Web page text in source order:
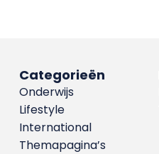
Categorieën
Onderwijs
Lifestyle
International
Themapagina’s